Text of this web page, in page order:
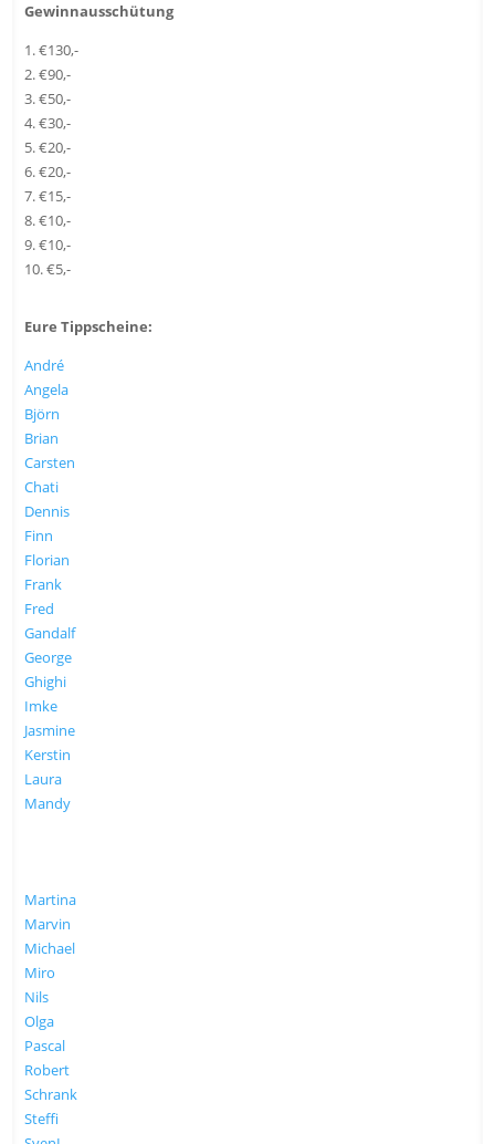
Gewinnausschütung
1. €130,-
2. €90,-
3. €50,-
4. €30,-
5. €20,-
6. €20,-
7. €15,-
8. €10,-
9. €10,-
10. €5,-
Eure Tippscheine:
André
Angela
Björn
Brian
Carsten
Chati
Dennis
Finn
Florian
Frank
Fred
Gandalf
George
Ghighi
Imke
Jasmine
Kerstin
Laura
Mandy
Martina
Marvin
Michael
Miro
Nils
Olga
Pascal
Robert
Schrank
Steffi